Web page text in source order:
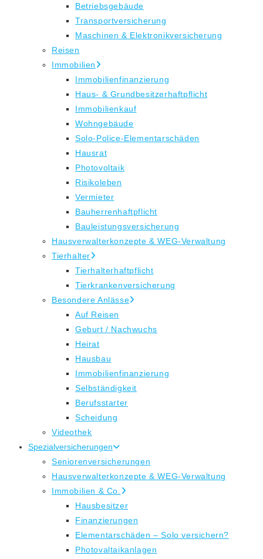
Betriebsgebäude
Transportversicherung
Maschinen & Elektronikversicherung
Reisen
Immobilien
Immobilienfinanzierung
Haus- & Grundbesitzerhaftpflicht
Immobilienkauf
Wohngebäude
Solo-Police-Elementarschäden
Hausrat
Photovoltaik
Risikoleben
Vermieter
Bauherrenhaftpflicht
Bauleistungsversicherung
Hausverwalterkonzepte & WEG-Verwaltung
Tierhalter
Tierhalterhaftpflicht
Tierkrankenversicherung
Besondere Anlässe
Auf Reisen
Geburt / Nachwuchs
Heirat
Hausbau
Immobilienfinanzierung
Selbständigkeit
Berufsstarter
Scheidung
Videothek
Spezialversicherungen
Seniorenversicherungen
Hausverwalterkonzepte & WEG-Verwaltung
Immobilien & Co.
Hausbesitzer
Finanzierungen
Elementarschäden – Solo versichern?
Photovaltaikanlagen